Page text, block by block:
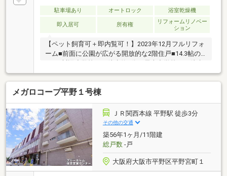
駐車場あり オートロック 浴室乾燥機
即入居可 所有権
リフォームリノベー
ション
【ペット飼育可＋即内覧可！】2023年12月フルリフォ
ーム■前面に公園が広がる開放的な2階住戸■14.3帖の
約9分で通学も安心
メガロコープ平野１号棟
ＪＲ関西本線 平野駅 徒歩3分
その他の交通
築56年1ヶ月/11階建
総戸数-戸
大阪府大阪市平野区平野宮町１